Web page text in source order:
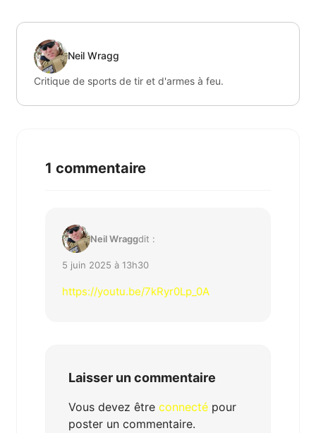
Neil Wragg
Critique de sports de tir et d'armes à feu.
1 commentaire
Neil Wraggdit :
5 juin 2025 à 13h30
https://youtu.be/7kRyr0Lp_0A
Laisser un commentaire
Vous devez être connecté pour
poster un commentaire.